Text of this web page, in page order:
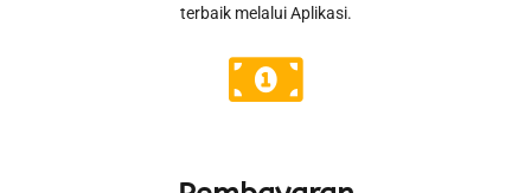
terbaik melalui Aplikasi.